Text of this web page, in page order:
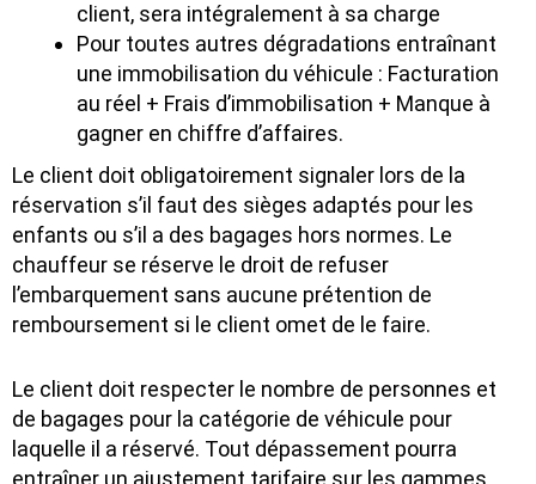
client, sera intégralement à sa charge
Pour toutes autres dégradations entraînant
une immobilisation du véhicule : Facturation
au réel + Frais d’immobilisation + Manque à
gagner en chiffre d’affaires.
Le client doit obligatoirement signaler lors de la
réservation s’il faut des sièges adaptés pour les
enfants ou s’il a des bagages hors normes. Le
chauffeur se réserve le droit de refuser
l’embarquement sans aucune prétention de
remboursement si le client omet de le faire.
Le client doit respecter le nombre de personnes et
de bagages pour la catégorie de véhicule pour
laquelle il a réservé. Tout dépassement pourra
entraîner un ajustement tarifaire sur les gammes